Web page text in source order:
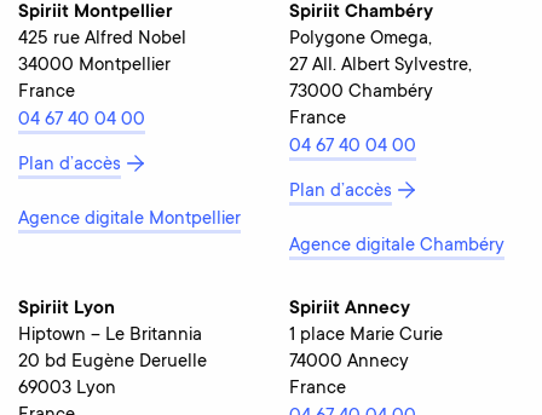
Spiriit Montpellier
425 rue Alfred Nobel
34000 Montpellier
France
04 67 40 04 00
Plan d’accès
Agence digitale Montpellier
Spiriit Chambéry
Polygone Omega,
27 All. Albert Sylvestre,
73000 Chambéry
France
04 67 40 04 00
Plan d’accès
Agence digitale Chambéry
Spiriit Lyon
Hiptown – Le Britannia
20 bd Eugène Deruelle
69003 Lyon
Spiriit Annecy
1 place Marie Curie
74000 Annecy
France